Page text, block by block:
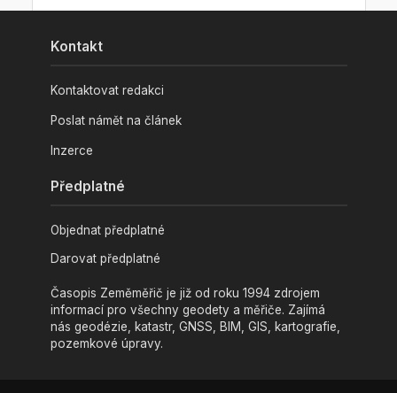
Kontakt
Kontaktovat redakci
Poslat námět na článek
Inzerce
Předplatné
Objednat předplatné
Darovat předplatné
Časopis Zeměměřič je již od roku 1994 zdrojem
informací pro všechny geodety a měřiče. Zajímá
nás geodézie, katastr, GNSS, BIM, GIS, kartografie,
pozemkové úpravy.